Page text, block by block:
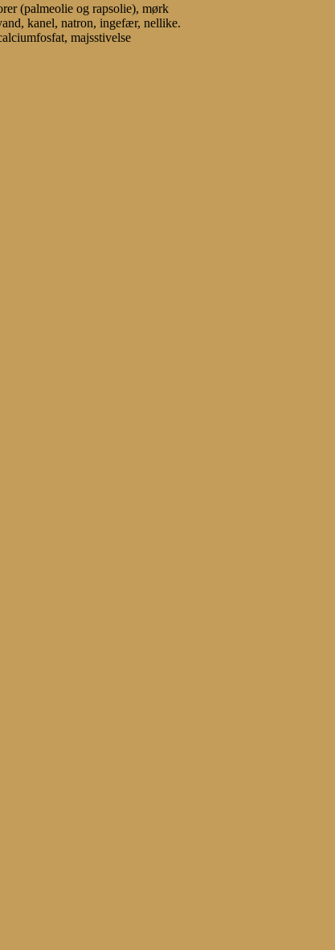
(palmeolie og rapsolie), mørk
kanel, natron, ingefær, nellike.
majsstivelse